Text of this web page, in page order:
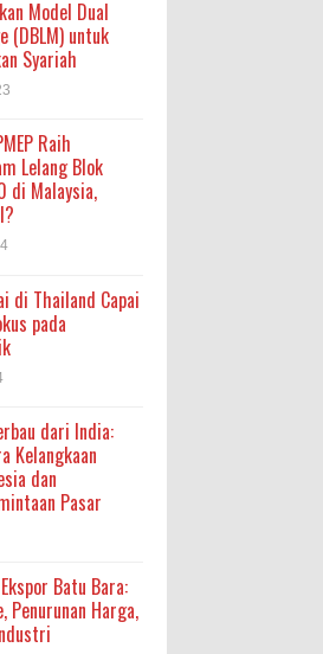
Model Dual
(DBLM) untuk
Syariah
Raih
Lelang Blok
di Malaysia,
di Thailand Capai
pada
dari India:
Kelangkaan
dan
Pasar
Batu Bara:
Penurunan Harga,